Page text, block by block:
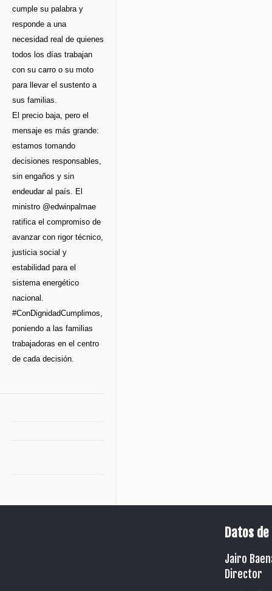
cumple su palabra y
responde a una
necesidad real de quienes
todos los días trabajan
con su carro o su moto
para llevar el sustento a
sus familias.
El precio baja, pero el
mensaje es más grande:
estamos tomando
decisiones responsables,
sin engaños y sin
endeudar al país. El
ministro @edwinpalmae
ratifica el compromiso de
avanzar con rigor técnico,
justicia social y
estabilidad para el
sistema energético
nacional.
#ConDignidadCumplimos,
poniendo a las familias
trabajadoras en el centro
de cada decisión.
Datos
Jairo
Director